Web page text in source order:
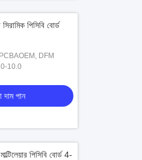
পিসিবি বোর্ড
PCBAOEM, DFM
10.0
দাম পান
পিসিবি বোর্ড 4-